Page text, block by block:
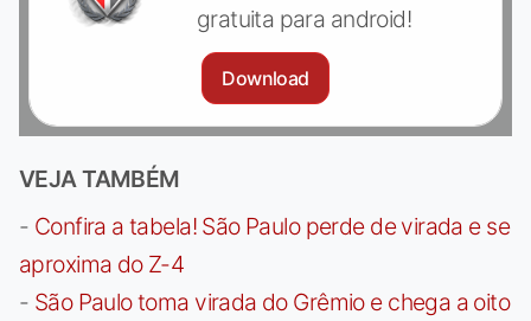
gratuita para android!
Download
VEJA TAMBÉM
- Confira a tabela! São Paulo perde de virada e se
aproxima do Z-4
- São Paulo toma virada do Grêmio e chega a oito